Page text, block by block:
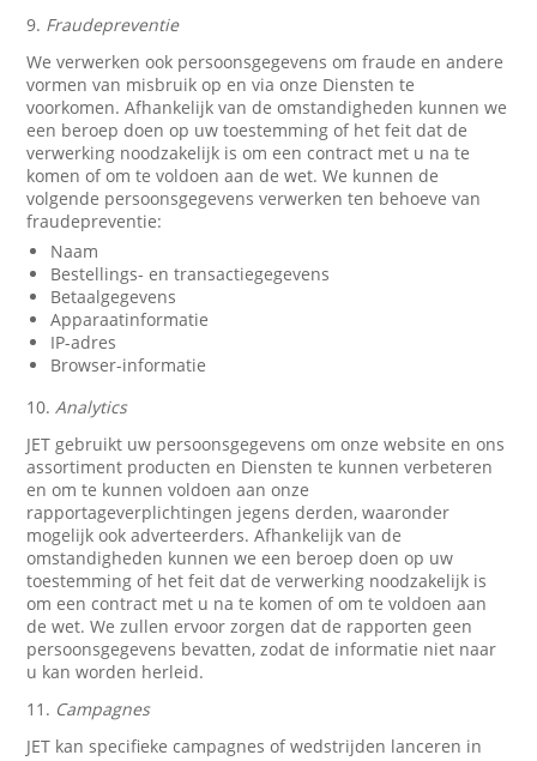
9. Fraudepreventie
We verwerken ook persoonsgegevens om fraude en andere
vormen van misbruik op en via onze Diensten te
voorkomen. Afhankelijk van de omstandigheden kunnen we
een beroep doen op uw toestemming of het feit dat de
verwerking noodzakelijk is om een contract met u na te
komen of om te voldoen aan de wet. We kunnen de
volgende persoonsgegevens verwerken ten behoeve van
fraudepreventie:
Naam
Bestellings- en transactiegegevens
Betaalgegevens
Apparaatinformatie
IP-adres
Browser-informatie
10.Analytics
JET gebruikt uw persoonsgegevens om onze website en ons
assortiment producten en Diensten te kunnen verbeteren
en om te kunnen voldoen aan onze
rapportageverplichtingen jegens derden, waaronder
mogelijk ook adverteerders. Afhankelijk van de
omstandigheden kunnen we een beroep doen op uw
toestemming of het feit dat de verwerking noodzakelijk is
om een contract met u na te komen of om te voldoen aan
de wet. We zullen ervoor zorgen dat de rapporten geen
persoonsgegevens bevatten, zodat de informatie niet naar
u kan worden herleid.
11. Campagnes
JET kan specifieke campagnes of wedstrijden lanceren in